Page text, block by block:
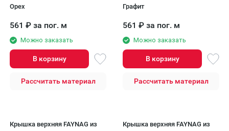
Орех
561 ₽ за пог. м
Можно заказать
В корзину
Рассчитать материал
Графит
561 ₽ за пог. м
Можно заказать
В корзину
Рассчитать материал
Крышка верхняя FAYNAG из
Крышка верхняя FAYNAG из